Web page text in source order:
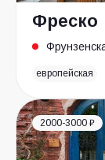
Фреско
европейская
2000-3000 ₽